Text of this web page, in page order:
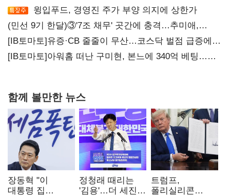
윙입푸드, 경영진 주가 부양 의지에 상한가
(민선 9기 한달)③'7조 채무' 곳간에 충격…추미애,
20년만에 '비상재정' 선언 승부수
[IB토마토]유증·CB 줄줄이 무산…코스닥 벌점 급증에
상폐 압박
[IB토마토]아워홈 떠난 구미현, 본느에 340억 베팅…
함께 볼만한 뉴스
장동혁 "이
대통령 집
정청래 때리는
'김용'…더 세진
트럼프,
폴리실리콘